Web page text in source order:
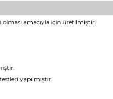
olması amacıyla için üretilmiştir.
yapılmıştır.